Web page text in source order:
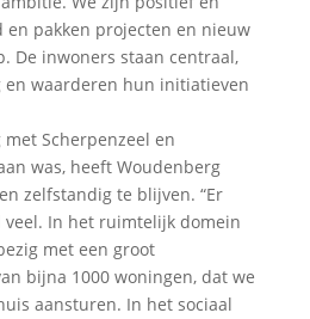
pakken projecten en nieuw
De inwoners staan centraal,
en waarderen hun initiatieven
Scherpenzeel en
was, heeft Woudenberg
zelfstandig te blijven. “Er
In het ruimtelijk domein
met een groot
bijna 1000 woningen, dat we
aansturen. In het sociaal